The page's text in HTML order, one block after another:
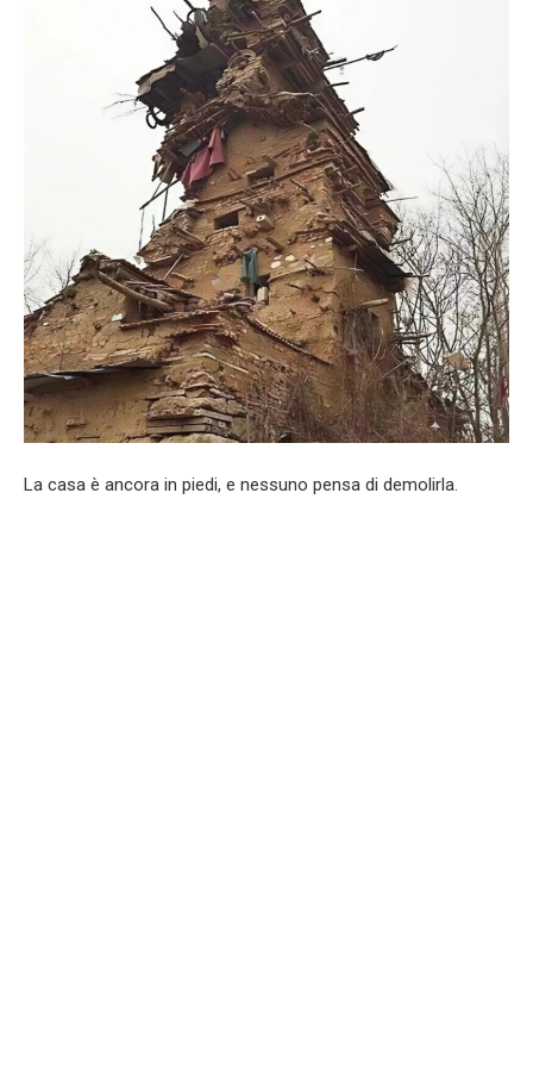
La casa è ancora in piedi, e nessuno pensa di demolirla.